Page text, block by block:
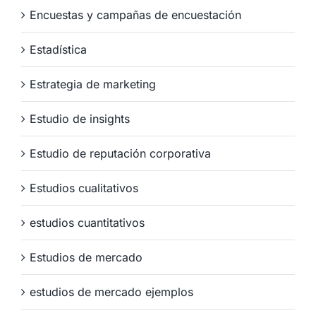
Encuestas y campañas de encuestación
Estadística
Estrategia de marketing
Estudio de insights
Estudio de reputación corporativa
Estudios cualitativos
estudios cuantitativos
Estudios de mercado
estudios de mercado ejemplos